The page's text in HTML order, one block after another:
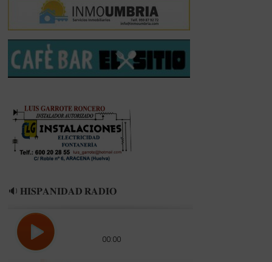
Cantera
reconociendo
sus
jóvenes
talentos
🔉 𝐇𝐈𝐒𝐏𝐀𝐍𝐈𝐃𝐀𝐃 𝐑𝐀𝐃𝐈𝐎